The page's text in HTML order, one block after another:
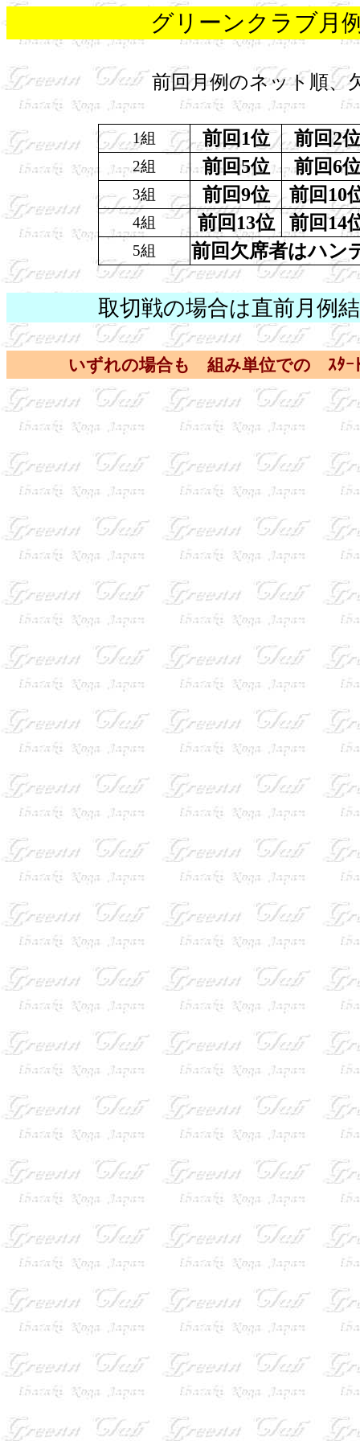
グリーンクラブ月
前回月例のネット順、
1組 前回1位 前回2
2組 前回5位 前回6
3組 前回9位 前回 10
4組 前回 13位 前回14
5組 前回欠席者はハン
取切戦の場合は直前月例
いずれの場合も 組み単位での ｽﾀｰ